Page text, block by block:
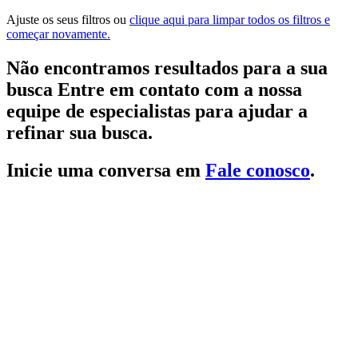
Ajuste os seus filtros ou clique aqui para limpar todos os filtros e
começar novamente.
Não encontramos resultados para a sua
busca Entre em contato com a nossa
equipe de especialistas para ajudar a
refinar sua busca.
Inicie uma conversa em Fale conosco.